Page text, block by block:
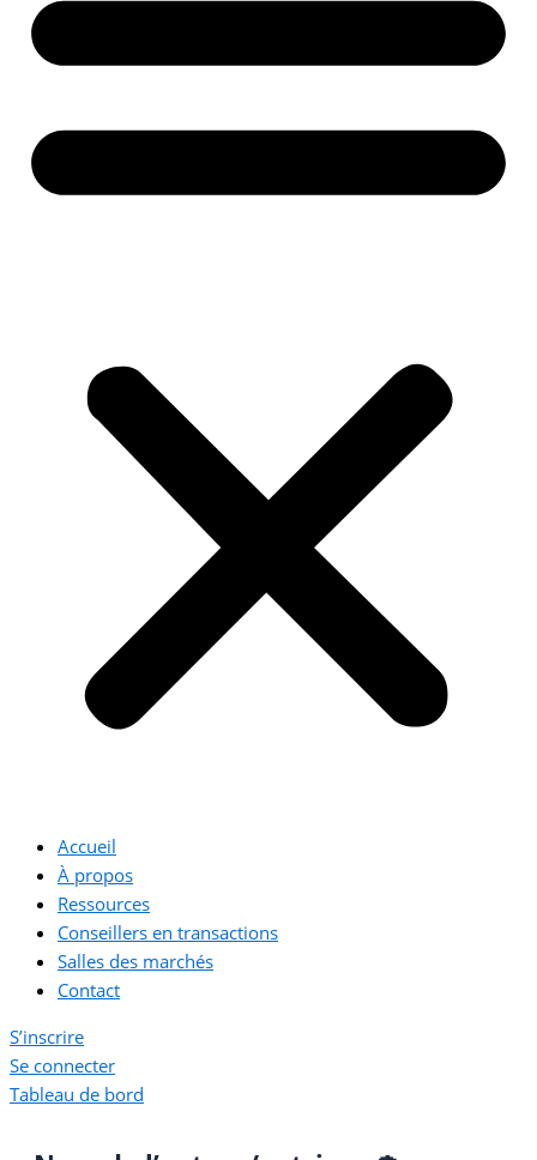
Accueil
À propos
Ressources
Conseillers en transactions
Salles des marchés
Contact
S’inscrire
Se connecter
Tableau de bord